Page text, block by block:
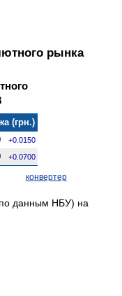
рынка
(грн.)
+0.0150
+0.0700
конвертер
данным НБУ) на